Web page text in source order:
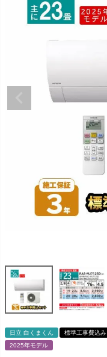
日立 白くまくん 標準工事費込み
2025年モデル